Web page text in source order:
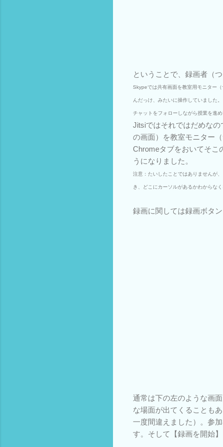
ということで、録画者（
Skypeでは共有画面を教室用モニター
んだっけ、みたいに操作していました
チャットをフォローしながら授業を進
Jitsiではそれではだめな
の画面）を教室モニター
Chromeタブをおいてそこ
うになりました。
注意：たいしたことではありませんが
き、どこにカーソルがあるかわからな
録画に関しては録画ボタ
通常は下の左のような画
な場面が出てくることも
一度間違えました）。参
す。そして【録画を開始